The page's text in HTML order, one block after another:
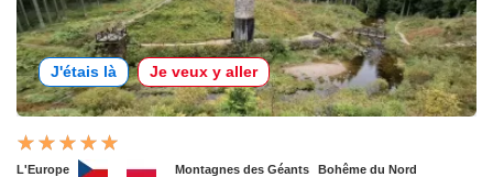
J'étais là Je veux y aller
L'Europe Montagnes des Géants Bohême du Nord